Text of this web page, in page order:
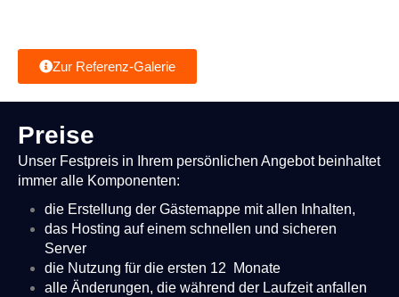
Zur Referenz-Galerie
Preise
Unser Festpreis in Ihrem persönlichen Angebot beinhaltet
immer alle Komponenten:
die Erstellung der Gästemappe mit allen Inhalten,
das Hosting auf einem schnellen und sicheren
Server
die Nutzung für die ersten 12 Monate
alle Änderungen, die während der Laufzeit anfallen